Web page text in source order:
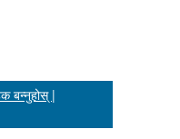
बन्नुहोस् |